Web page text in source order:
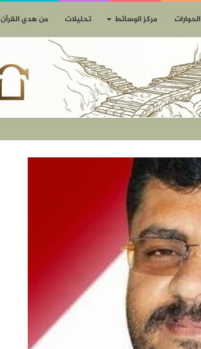
الحوارات مركز الوسائط تحليلات من هدي القرآن